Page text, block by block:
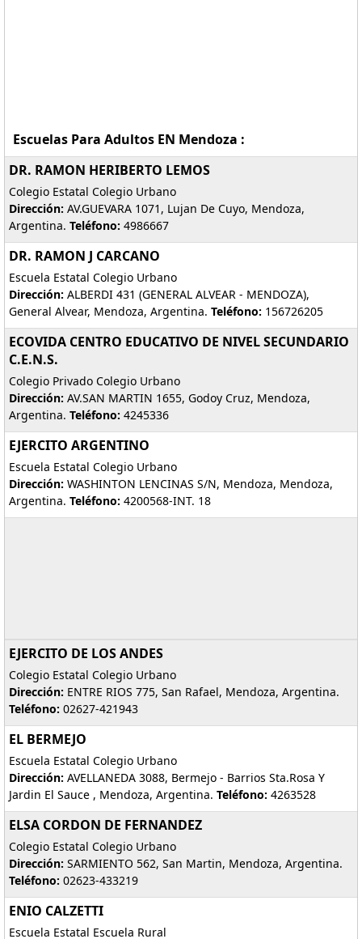
Escuelas Para Adultos EN Mendoza :
DR. RAMON HERIBERTO LEMOS
Colegio Estatal Colegio Urbano
Dirección: AV.GUEVARA 1071, Lujan De Cuyo, Mendoza,
Argentina. Teléfono: 4986667
DR. RAMON J CARCANO
Escuela Estatal Colegio Urbano
Dirección: ALBERDI 431 (GENERAL ALVEAR - MENDOZA),
General Alvear, Mendoza, Argentina. Teléfono: 156726205
ECOVIDA CENTRO EDUCATIVO DE NIVEL SECUNDARIO
C.E.N.S.
Colegio Privado Colegio Urbano
Dirección: AV.SAN MARTIN 1655, Godoy Cruz, Mendoza,
Argentina. Teléfono: 4245336
EJERCITO ARGENTINO
Escuela Estatal Colegio Urbano
Dirección: WASHINTON LENCINAS S/N, Mendoza, Mendoza,
Argentina. Teléfono: 4200568-INT. 18
EJERCITO DE LOS ANDES
Colegio Estatal Colegio Urbano
Dirección: ENTRE RIOS 775, San Rafael, Mendoza, Argentina.
Teléfono: 02627-421943
EL BERMEJO
Escuela Estatal Colegio Urbano
Dirección: AVELLANEDA 3088, Bermejo - Barrios Sta.Rosa Y
Jardin El Sauce , Mendoza, Argentina. Teléfono: 4263528
ELSA CORDON DE FERNANDEZ
Colegio Estatal Colegio Urbano
Dirección: SARMIENTO 562, San Martin, Mendoza, Argentina.
Teléfono: 02623-433219
ENIO CALZETTI
Escuela Estatal Escuela Rural